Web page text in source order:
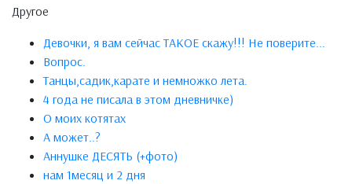
Другое
Девочки, я вам сейчас ТАКОЕ скажу!!! Не поверите...
Вопрос.
Танцы,садик,карате и немножко лета.
4 года не писала в этом дневничке)
О моих котятах
А может..?
Аннушке ДЕСЯТЬ (+фото)
нам 1месяц и 2 дня